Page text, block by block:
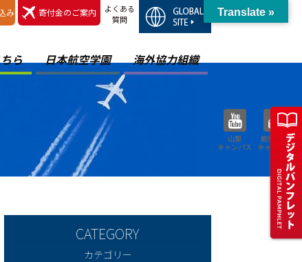
み 寄付金のご案内
よくある
質問
ら 日本航空学園 海外協力組織
山梨
キャンパス
能登空港
キャンパス
カテゴリー
Translate »